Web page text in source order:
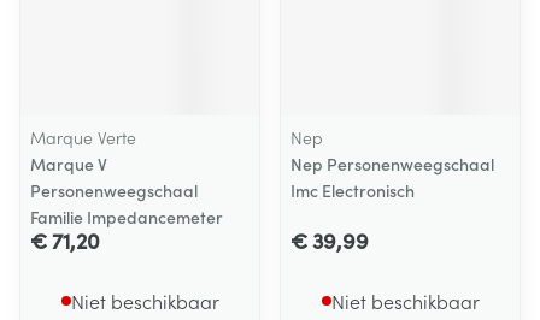
Marque Verte
Marque V
Personenweegschaal
Familie Impedancemeter
€ 71,20
Niet beschikbaar
Nep
Nep Personenweegschaal
Imc Electronisch
€ 39,99
Niet beschikbaar